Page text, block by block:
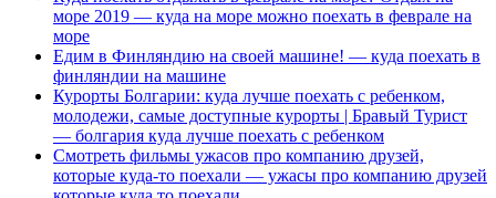
море 2019 — куда на море можно поехать в феврале на
море
Едим в Финляндию на своей машине! — куда поехать в
финляндии на машине
Курорты Болгарии: куда лучше поехать с ребенком,
молодежи, самые доступные курорты | Бравый Турист
— болгария куда лучше поехать с ребенком
Смотреть фильмы ужасов про компанию друзей,
которые куда-то поехали — ужасы про компанию друзей